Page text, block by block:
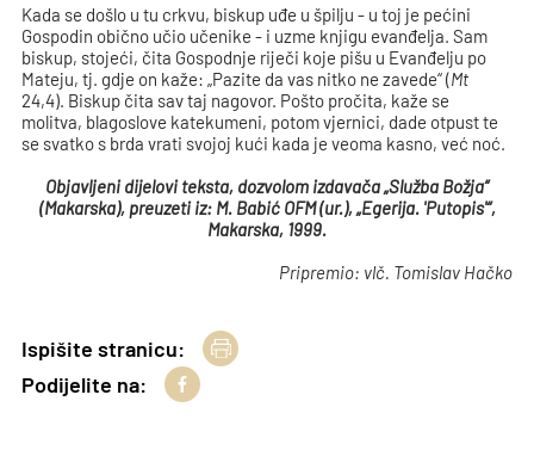
Kada se došlo u tu crkvu, biskup uđe u špilju - u toj je pećini
Gospodin obično učio učenike - i uzme knjigu evanđelja. Sam
biskup, stojeći, čita Gospodnje riječi koje pišu u Evanđelju po
Mateju, tj. gdje on kaže: „Pazite da vas nitko ne zavede“ (Mt
24,4). Biskup čita sav taj nagovor. Pošto pročita, kaže se
molitva, blagoslove katekumeni, potom vjernici, dade otpust te
se svatko s brda vrati svojoj kući kada je veoma kasno, već noć.
Objavljeni dijelovi teksta, dozvolom izdavača „Služba Božja“
(Makarska), preuzeti iz: M. Babić OFM (ur.), „Egerija. 'Putopis'“,
Makarska, 1999.
Pripremio: vlč. Tomislav Hačko
Ispišite stranicu:
Podijelite na: